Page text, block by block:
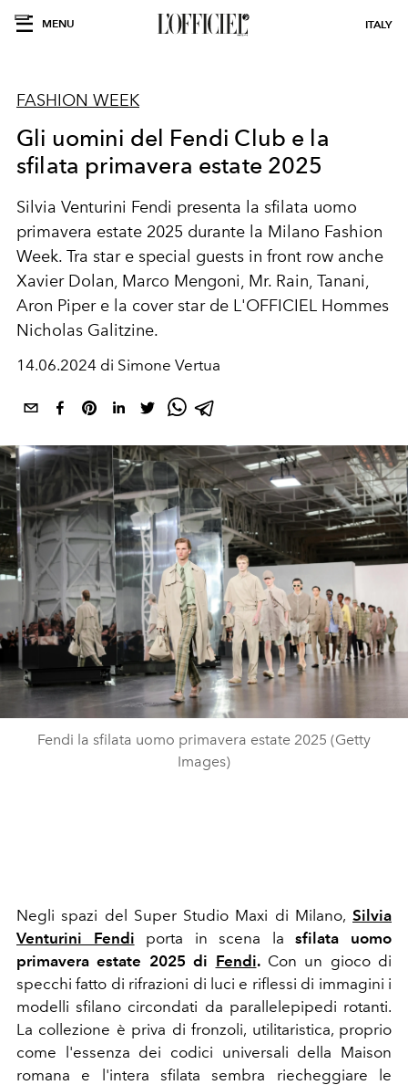
MENU ITALY
FASHION WEEK
Gli uomini del Fendi Club e la
sfilata primavera estate 2025
Silvia Venturini Fendi presenta la sfilata uomo
primavera estate 2025 durante la Milano Fashion
Week. Tra star e special guests in front row anche
Xavier Dolan, Marco Mengoni, Mr. Rain, Tanani,
Aron Piper e la cover star de L'OFFICIEL Hommes
Nicholas Galitzine.
14.06.2024 di Simone Vertua
Fendi la sfilata uomo primavera estate 2025 (Getty
Images)
Negli spazi del Super Studio Maxi di Milano, Silvia
Venturini Fendi
porta in scena lasfilata uomo
primavera estate 2025 di Fendi.Con un gioco di
specchi fatto di rifrazioni di luci e riflessi di immagini i
modelli sfilano circondati da parallelepipedi rotanti.
La collezione è priva di fronzoli, utilitaristica, proprio
come l'essenza dei codici universali della Maison
romana e l'intera sfilata sembra riecheggiare le